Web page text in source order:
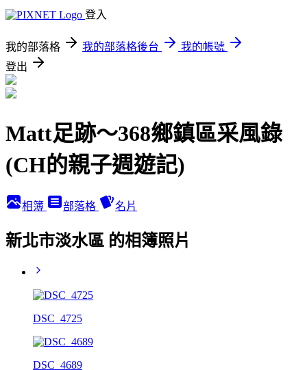
登入
我的部落格 我的部落格後台
我的帳號
登出
Matt足跡～368鄉鎮區采風錄
(CH的親子週遊記)
相簿 部落格 名片
新北市淡水區 的相簿照片
DSC_4725
DSC_4689